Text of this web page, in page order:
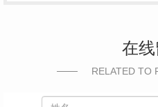
在
RELATED TO